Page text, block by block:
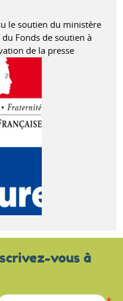
le soutien du ministère
Fonds de soutien à
de la presse
vous à